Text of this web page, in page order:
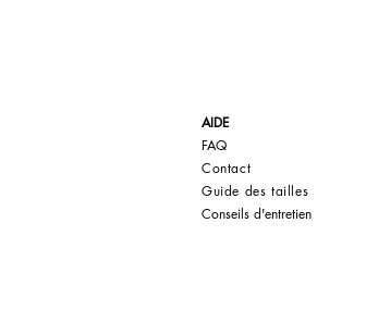
AIDE
FAQ
Contact
Guide des tailles
Conseils d'entretien